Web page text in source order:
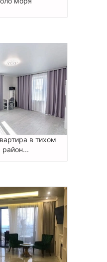
в тихом